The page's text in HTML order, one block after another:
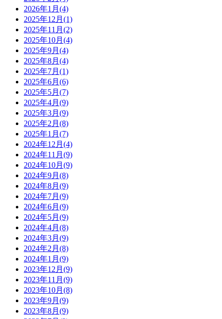
2026年1月(4)
2025年12月(1)
2025年11月(2)
2025年10月(4)
2025年9月(4)
2025年8月(4)
2025年7月(1)
2025年6月(6)
2025年5月(7)
2025年4月(9)
2025年3月(9)
2025年2月(8)
2025年1月(7)
2024年12月(4)
2024年11月(9)
2024年10月(9)
2024年9月(8)
2024年8月(9)
2024年7月(9)
2024年6月(9)
2024年5月(9)
2024年4月(8)
2024年3月(9)
2024年2月(8)
2024年1月(9)
2023年12月(9)
2023年11月(9)
2023年10月(8)
2023年9月(9)
2023年8月(9)